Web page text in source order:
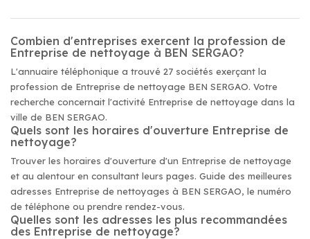
Combien d'entreprises exercent la profession de
Entreprise de nettoyage à BEN SERGAO?
L'annuaire téléphonique a trouvé 27 sociétés exerçant la
profession de Entreprise de nettoyage BEN SERGAO. Votre
recherche concernait l'activité Entreprise de nettoyage dans la
ville de BEN SERGAO.
Quels sont les horaires d'ouverture Entreprise de
nettoyage?
Trouver les horaires d'ouverture d'un Entreprise de nettoyage
et au alentour en consultant leurs pages. Guide des meilleures
adresses Entreprise de nettoyages à BEN SERGAO, le numéro
de téléphone ou prendre rendez-vous.
Quelles sont les adresses les plus recommandées
des Entreprise de nettoyage?